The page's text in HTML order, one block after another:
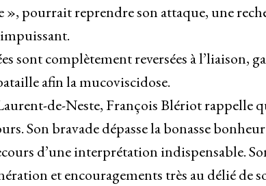
», pourrait reprendre son attaque, une
sont complètement reversées à l’liaison,
afin la mucoviscidose.
de-Neste, François Blériot rappelle
Son bravade dépasse la bonasse
d’une interprétation indispensable.
et encouragements très au délié de